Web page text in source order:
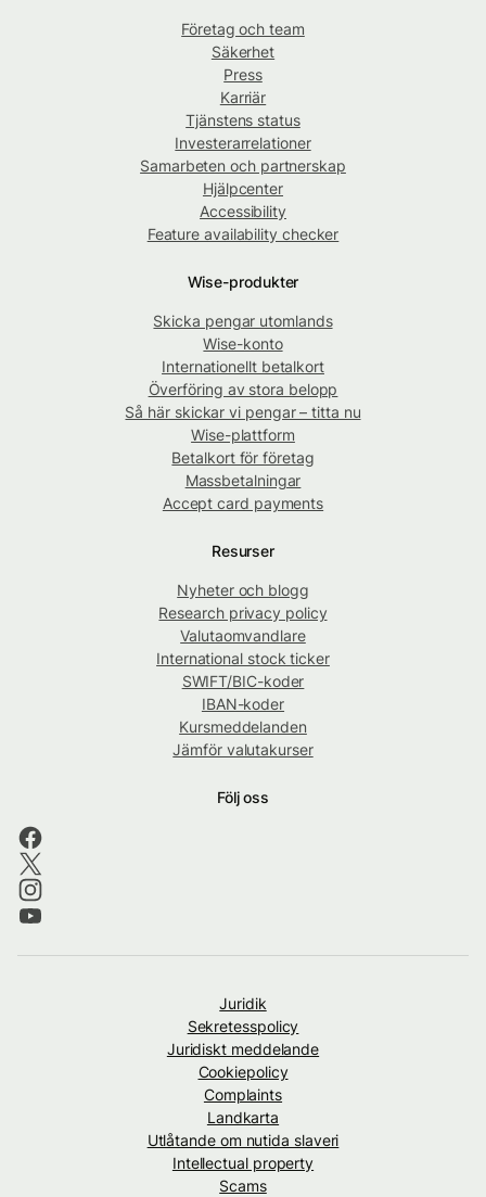
Företag och team
Säkerhet
Press
Karriär
Tjänstens status
Investerarrelationer
Samarbeten och partnerskap
Hjälpcenter
Accessibility
Feature availability checker
Wise-produkter
Skicka pengar utomlands
Wise-konto
Internationellt betalkort
Överföring av stora belopp
Så här skickar vi pengar – titta nu
Wise-plattform
Betalkort för företag
Massbetalningar
Accept card payments
Resurser
Nyheter och blogg
Research privacy policy
Valutaomvandlare
International stock ticker
SWIFT/BIC-koder
IBAN-koder
Kursmeddelanden
Jämför valutakurser
Följ oss
Juridik
Sekretesspolicy
Juridiskt meddelande
Cookiepolicy
Complaints
Landkarta
Utlåtande om nutida slaveri
Intellectual property
Scams